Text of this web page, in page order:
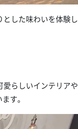
した味わいを体験し
らしいインテリアや
す。